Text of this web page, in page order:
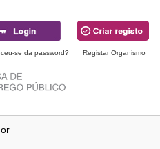
se da password? Registar Organismo